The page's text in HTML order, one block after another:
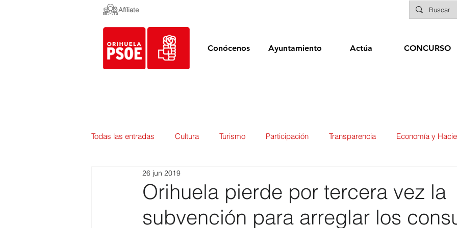
Afíliate
Conócenos Ayuntamiento Actúa CONCURSO
Todas las entradas Cultura Turismo Participación Transparencia Economía y
Empleo y Contratación
Urbanismo Mercados Educación Sanidad Patrimonio POLÍTICA
Orihuela pierde por tercera vez la
subvención para arreglar los
26 jun 2019